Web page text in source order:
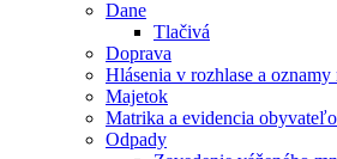
Dane
Tlačivá
Doprava
Hlásenia v rozhlase a
Majetok
Matrika a evidencia
Odpady